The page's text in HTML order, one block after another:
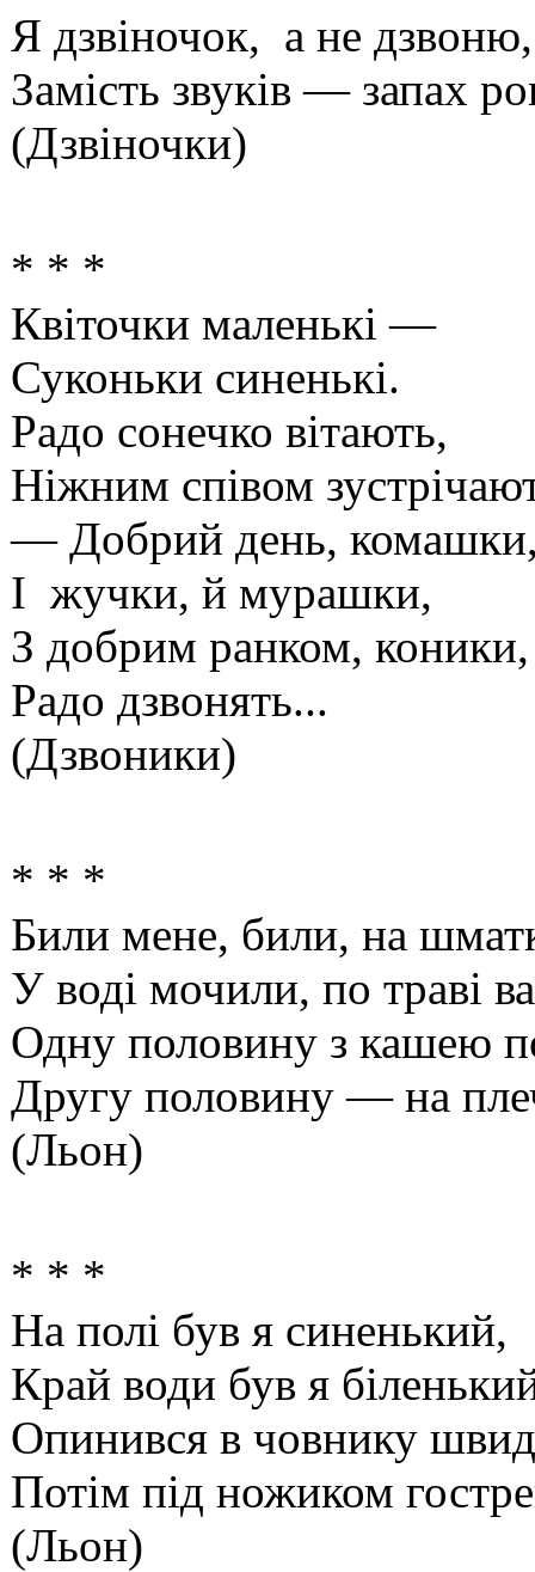
Я дзвіночок, а не дзвоню,
Замість звуків — запах
(Дзвіночки)
* * *
Квіточки маленькі —
Суконьки синенькі.
Радо сонечко вітають,
Ніжним співом
— Добрий день,
І жучки, й мурашки,
З добрим ранком,
Радо дзвонять...
(Дзвоники)
* * *
Били мене, били, на
У воді мочили, по траві
Одну половину з кашею
Другу половину — на
(Льон)
* * *
На полі був я синенький,
Край води був я
Опинився в човнику
Потім під ножиком
(Льон)